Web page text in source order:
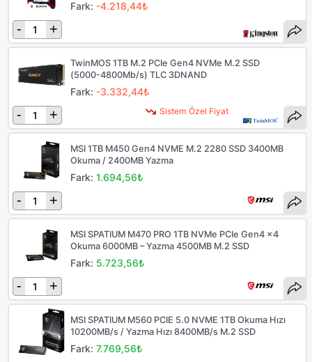
Fark: -4.218,44₺
- +
Sistem Özel Fiyat
TwinMOS 1TB M.2 PCIe Gen4 NVMe M.2 SSD
(5000-4800Mb/s) TLC 3DNAND
Fark: -3.332,44₺
- +
MSI 1TB M450 Gen4 NVME M.2 2280 SSD 3400MB
Okuma / 2400MB Yazma
Fark:1.694,56₺
- +
MSI SPATIUM M470 PRO 1TB NVMe PCIe Gen4 x4
Okuma 6000MB – Yazma 4500MB M.2 SSD
Fark: 5.723,56₺
- +
MSI SPATIUM M560 PCIE 5.0 NVME 1TB Okuma Hızı
10200MB/s / Yazma Hızı 8400MB/s M.2 SSD
Fark:7.769,56₺